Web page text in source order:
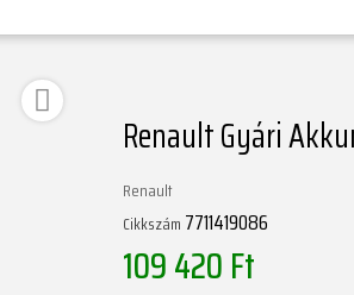

Renault Gyári
Renault
Cikkszám 7711419086
109 420 Ft